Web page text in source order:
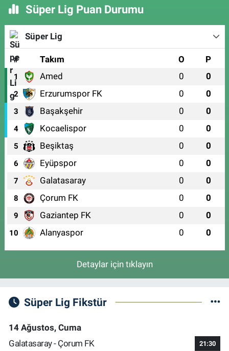
Süper Lig Puan Durumu
Süper Lig
# Takım O P
1 Amed 0 0
2 Erzurumspor FK 0 0
3 Başakşehir 0 0
4 Kocaelispor 0 0
5 Beşiktaş 0 0
6 Eyüpspor 0 0
7 Galatasaray 0 0
8 Çorum FK 0 0
9 Gaziantep FK 0 0
10 Alanyaspor 0 0
Detaylar için tıklayın
Süper Lig Fikstür
14 Ağustos, Cuma
Galatasaray - Çorum FK
21:30